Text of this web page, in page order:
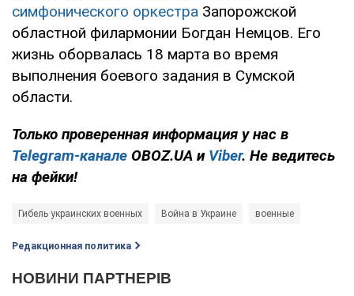
симфонического оркестра Запорожской
областной филармонии Богдан Немцов. Его
жизнь оборвалась 18 марта во время
выполнения боевого задания в Сумской
области.
Только проверенная информация у нас в
Telegram-канале OBOZ.UA и Viber. Не ведитесь
на фейки!
Гибель украинских военных Война в Украине военные
Редакционная политика